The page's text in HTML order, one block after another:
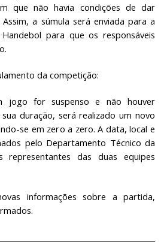
que não havia condições de dar
a súmula será enviada para a
para que os responsáveis
da competição:
jogo for suspenso e não houver
duração, será realizado um novo
se em zero a zero. A data, local e
pelo Departamento Técnico da
representantes das duas equipes
informações sobre a partida,